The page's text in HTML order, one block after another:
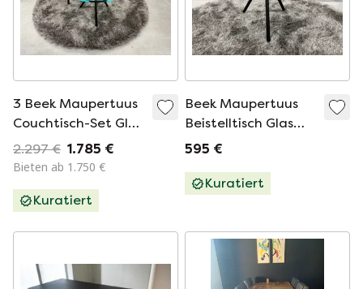
3 Beek Maupertuus
Couchtisch-Set Glas
Schwarz D50
2.297 € 1.785 €
Bieten ab 1.750 €
Kuratiert
Beek Maupertuus
Beistelltisch Glas
Schwarz D50
595 €
Kuratiert